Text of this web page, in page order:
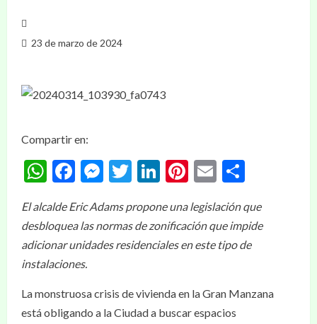
23 de marzo de 2024
Compartir en:
WhatsApp
Facebook
Messenger
Twitter
LinkedIn
Pinterest
Email
El alcalde Eric Adams propone una legislación que
desbloquea las normas de zonificación que impide
adicionar unidades residenciales en este tipo de
instalaciones.
La monstruosa crisis de vivienda en la Gran Manzana
está obligando a la Ciudad a buscar espacios